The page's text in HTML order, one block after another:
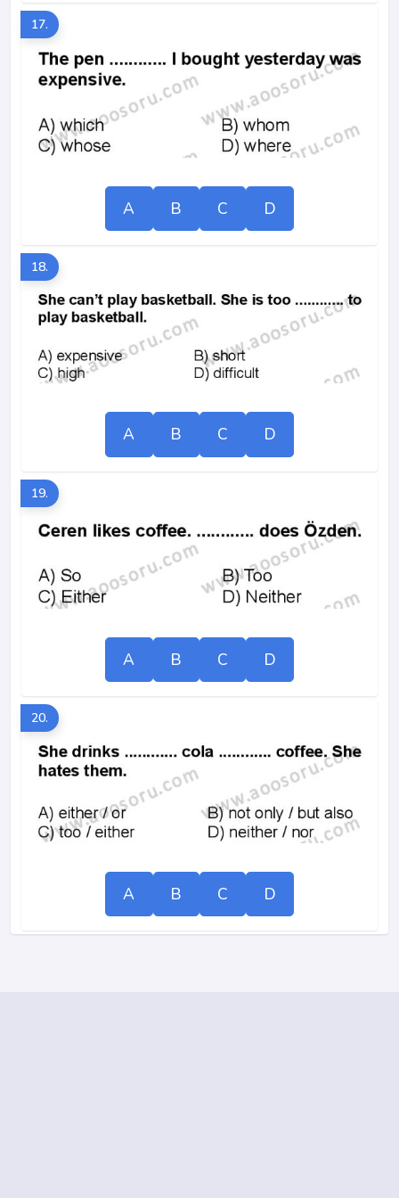
17.
A B C D
18.
A B C D
19.
A B C D
20.
A B C D